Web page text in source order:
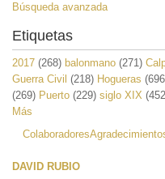
Búsqueda avanzada
Etiquetas
2017 (268) balonmano (271)
Guerra Civil (218) Hogueras
(269) Puerto (229) siglo XIX
Más
Colaboradores
DAVID RUBIO